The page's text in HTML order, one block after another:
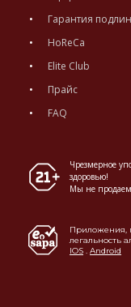
Гарантия
HoReCa
Elite Club
Прайс
FAQ
Чрезмерное
здоровью!
Мы не
Приложения,
легальность
IOS . Android